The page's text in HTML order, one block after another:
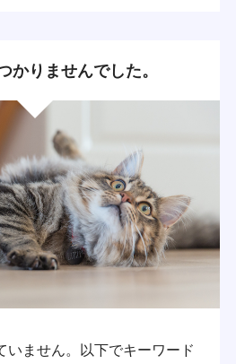
かりませんでした。
いません。以下でキーワード